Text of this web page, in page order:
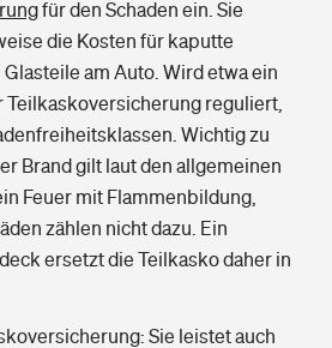
für den Schaden ein. Sie
die Kosten für kaputte
am Auto. Wird etwa ein
Teilkaskoversicherung reguliert,
Wichtig zu
Brand gilt laut den allgemeinen
Feuer mit Flammenbildung,
zählen nicht dazu. Ein
ersetzt die Teilkasko daher in
Sie leistet auch